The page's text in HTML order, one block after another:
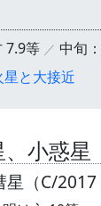
7.9等 中旬
星と大接近
小惑星
（C/2017